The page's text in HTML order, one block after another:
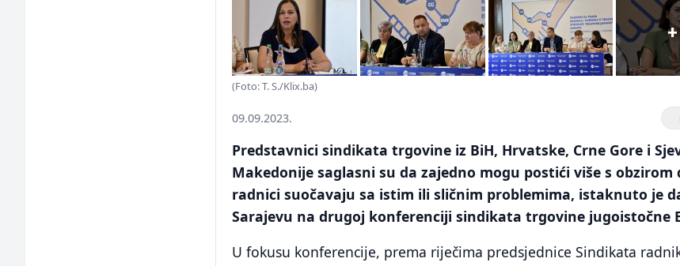
(Foto: T. S./Klix.ba)
09.09.2023.
Predstavnici sindikata trgovine iz BiH, Hrvatske, Crne Gore i
Makedonije saglasni su da zajedno mogu postići više s obzirom
radnici suočavaju sa istim ili sličnim problemima, istaknuto je
Sarajevu na drugoj konferenciji sindikata trgovine jugoistočne
U fokusu konferencije, prema riječima predsjednice Sindikata